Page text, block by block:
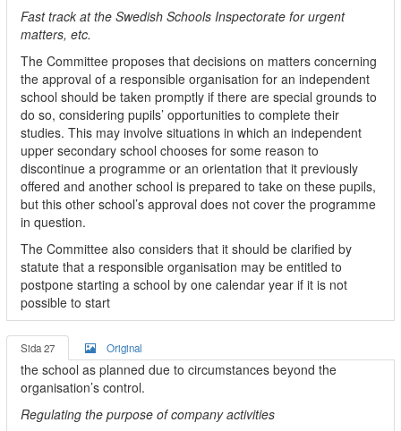
Fast track at the Swedish Schools Inspectorate for urgent
matters, etc.
The Committee proposes that decisions on matters concerning
the approval of a responsible organisation for an independent
school should be taken promptly if there are special grounds to
do so, considering pupils’ opportunities to complete their
studies. This may involve situations in which an independent
upper secondary school chooses for some reason to
discontinue a programme or an orientation that it previously
offered and another school is prepared to take on these pupils,
but this other school’s approval does not cover the programme
in question.
The Committee also considers that it should be clarified by
statute that a responsible organisation may be entitled to
postpone starting a school by one calendar year if it is not
possible to start
Sida 27 Original
the school as planned due to circumstances beyond the
organisation’s control.
Regulating the purpose of company activities